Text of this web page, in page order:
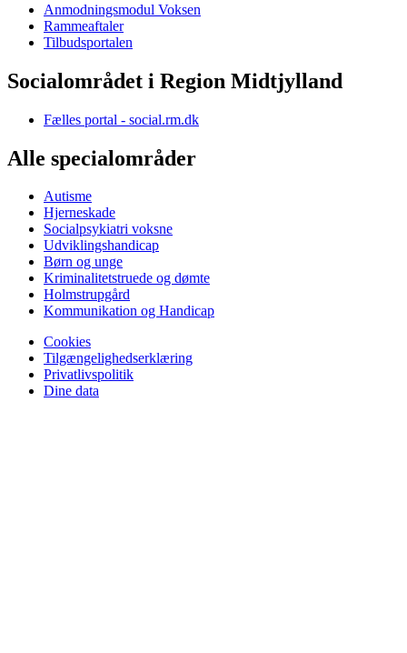
Anmodningsmodul Voksen
Rammeaftaler
Tilbudsportalen
Socialområdet i Region Midtjylland
Fælles portal - social.rm.dk
Alle specialområder
Autisme
Hjerneskade
Socialpsykiatri voksne
Udviklingshandicap
Børn og unge
Kriminalitetstruede og dømte
Holmstrupgård
Kommunikation og Handicap
Cookies
Tilgængelighedserklæring
Privatlivspolitik
Dine data